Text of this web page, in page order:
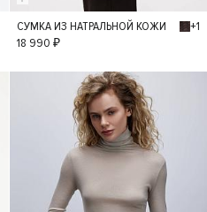
S
СУМКА ИЗ НАТРАЛЬНОЙ КОЖИ
+1
18 990 ₽